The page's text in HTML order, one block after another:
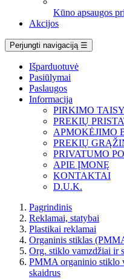
Kūno apsaugos
Akcijos
Perjungti navigaciją ☰
Išparduotuvė
Pasiūlymai
Paslaugos
Informacija
PIRKIMO
PREKIŲ
APMOKĖJIMO
PREKIŲ
PRIVATUMO
APIE ĮMONĘ
KONTAKTAI
D.U.K.
Pagrindinis
Reklamai, statybai
Plastikai reklamai
Organinis stiklas
Org. stiklo vamzdžiai ir
PMMA organinio stiklo
skaidrus